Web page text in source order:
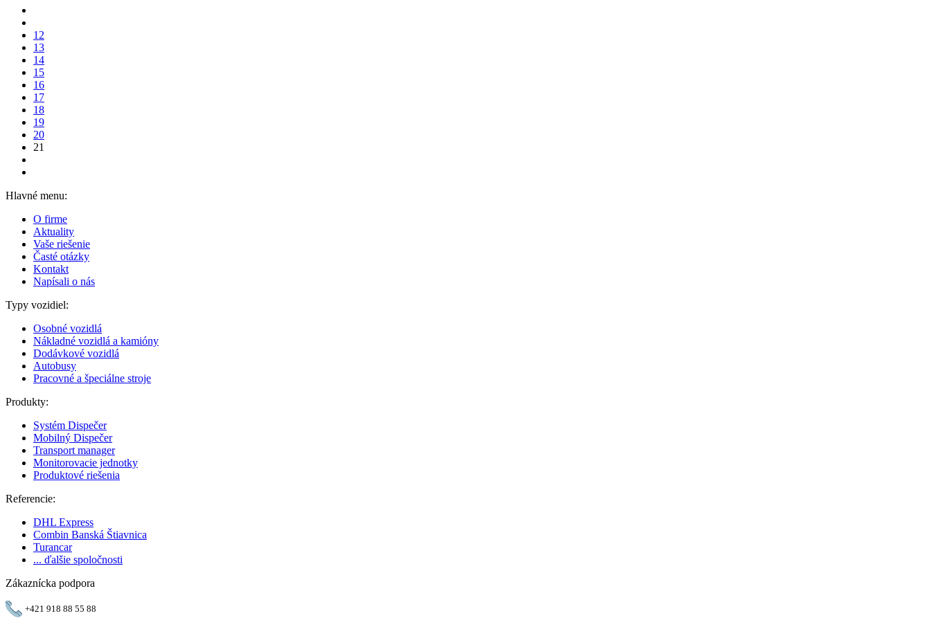
12
13
14
15
16
17
18
19
20
21
Hlavné menu:
O firme
Aktuality
Vaše riešenie
Časté otázky
Kontakt
Napísali o nás
Typy vozidiel:
Osobné vozidlá
Nákladné vozidlá a kamióny
Dodávkové vozidlá
Autobusy
Pracovné a špeciálne stroje
Produkty:
Systém Dispečer
Mobilný Dispečer
Transport manager
Monitorovacie jednotky
Produktové riešenia
Referencie:
DHL Express
Combin Banská Štiavnica
Turancar
... ďalšie spoločnosti
Zákaznícka podpora
+421 918 88 55 88